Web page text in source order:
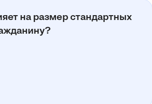
на размер стандартных